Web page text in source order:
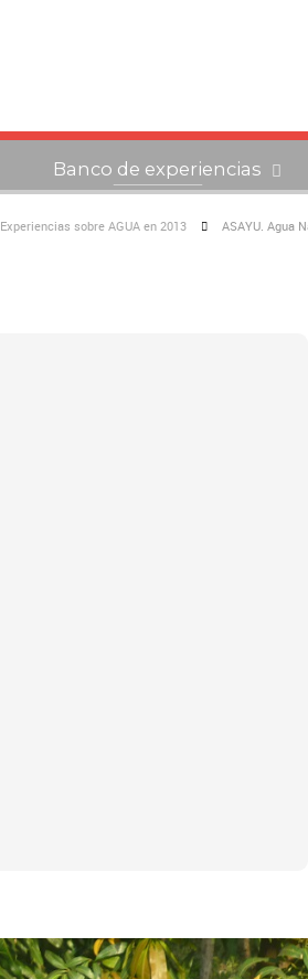
Banco de experiencias
Experiencias sobre AGUA en 2013 ASAYU. Agua